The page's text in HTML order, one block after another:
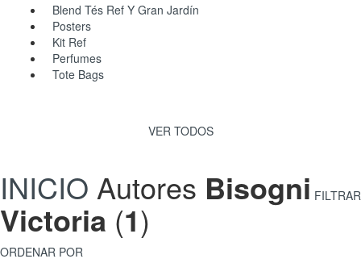
Blend Tés Ref Y Gran Jardín
Posters
Kit Ref
Perfumes
Tote Bags
VER TODOS
FILTRAR
INICIO Autores Bisogni
Victoria (1)
ORDENAR POR